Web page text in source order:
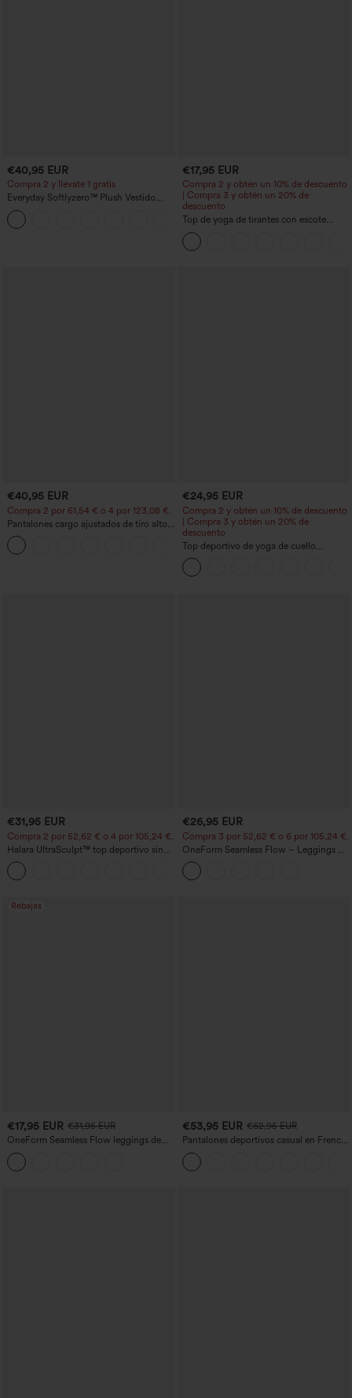
€40,95 EUR
Compra 2 y llévate 1 gratis
Everyday Softlyzero™ Plush Vestido
deportivo sin espalda 2 en 1
acampanado -Wannabe -Easy Peezy
+29
€17,95 EUR
Compra 2 y obtén un 10% de descuento
| Compra 3 y obtén un 20% de
descuento
Top de yoga de tirantes con escote
redondo, fruncido y tacto fresco -
UPF50+
€40,95 EUR
Compra 2 por 61,54 € o 4 por 123,08 €.
Pantalones cargo ajustados de tiro alto
con múltiples bolsillos y cremallera con
botones
+10
€24,95 EUR
Compra 2 y obtén un 10% de descuento
| Compra 3 y obtén un 20% de
descuento
Top deportivo de yoga de cuello
redondo y manga corta, con fruncidos y
tacto fresco - UPF50+
€31,95 EUR
Compra 2 por 52,62 € o 4 por 105,24 €.
Halara UltraSculpt™ top deportivo sin
mangas con escote redondo y bajo
curvo
€26,95 EUR
Compra 3 por 52,62 € o 6 por 105,24 €.
OneForm Seamless Flow – Leggings de
yoga sin costuras, tiro medio, control de
abdomen y realce de glúteos
Rebajas
€17,95 EUR €31,95 EUR
OneForm Seamless Flow leggings de
yoga de talle alto con control abdominal
y realce de glúteos
€53,95 EUR €62,95 EUR
Pantalones deportivos casual en French
terry con estampado denim, tiro medio,
estilo jeans y bolsillos